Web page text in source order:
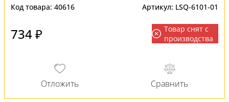
Код товара: 40616 Артикул: LSQ-6101-01
734 ₽
Товар снят с
производства